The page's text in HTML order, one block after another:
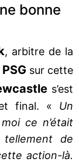
bonne
, arbitre de la
PSG sur cette
s’est
final. « Un
ce n’était
de
action-là.